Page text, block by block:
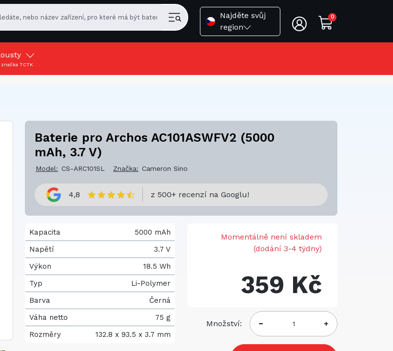
Najděte svůj
region
0
značka TCTK
Baterie pro Archos AC101ASWFV2 (5000
mAh, 3.7 V)
Model: CS-ARC101SL Značka: Cameron Sino
4,8 z 500+ recenzí na Googlu!
Kapacita
5000 mAh
Napětí
3.7 V
Výkon
18.5 Wh
Typ
Li-Polymer
Barva
Černá
Váha netto
75 g
Rozměry
132.8 x 93.5 x 3.7 mm
Momentálně není skladem
(dodání 3-4 týdny)
359 Kč
Množství: